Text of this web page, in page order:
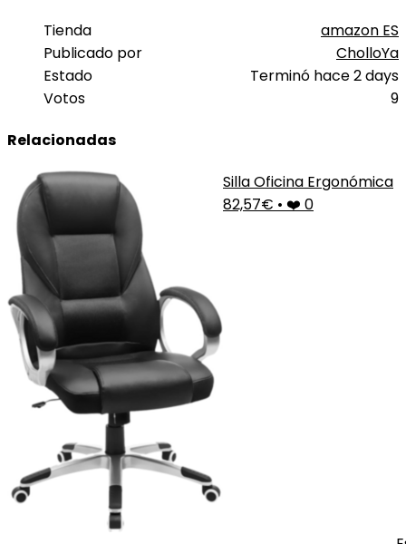
Tienda
amazon ES
Publicado por
CholloYa
Estado
Terminó hace 2 days
Votos
9
Relacionadas
Silla Oficina Ergonómica
82,57€ • ❤️ 0